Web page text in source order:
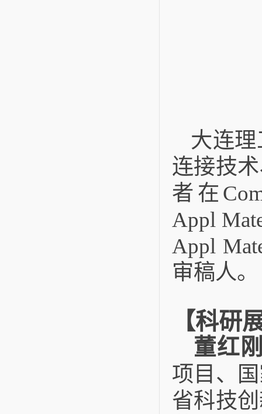
大连
连接技
者在
Appl
Appl
审稿人。
【科研
董红
项目、
省科技